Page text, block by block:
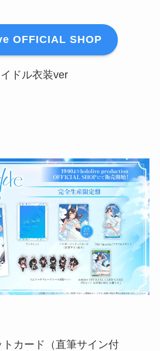
OFFICIAL SHOP
ドル衣装ver
トカード（直筆サイン付